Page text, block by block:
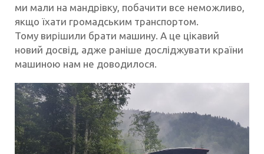
ми мали на мандрівку, побачити все неможливо,
якщо їхати громадським транспортом.
Тому вирішили брати машину. А це цікавий
новий досвід, адже раніше досліджувати країни
машиною нам не доводилося.